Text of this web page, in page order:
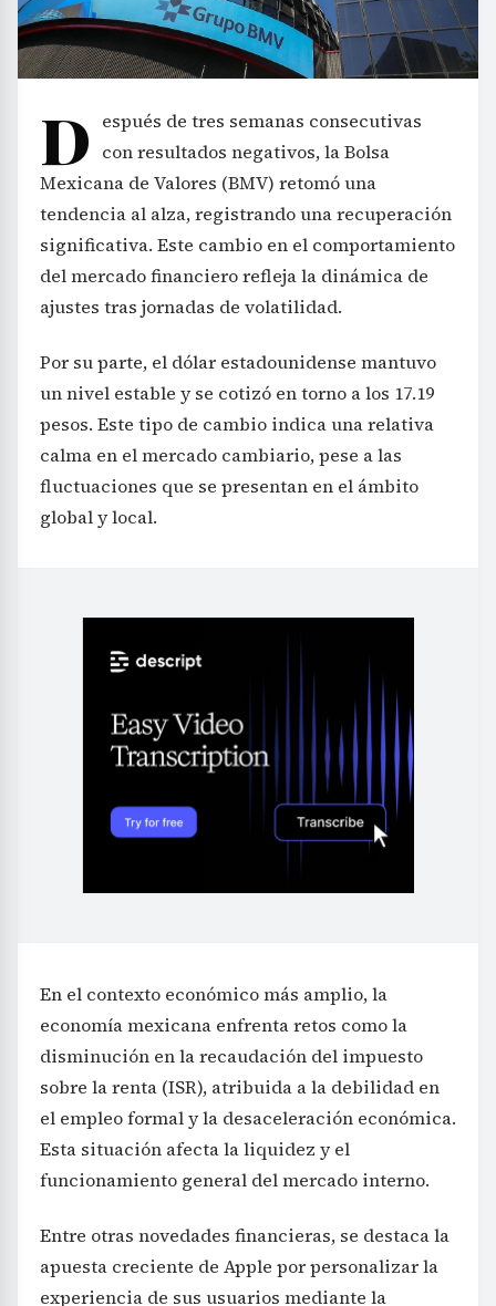
D espués de tres semanas consecutivas
con resultados negativos, la Bolsa
Mexicana de Valores (BMV) retomó una
tendencia al alza, registrando una recuperación
significativa. Este cambio en el comportamiento
del mercado financiero refleja la dinámica de
ajustes tras jornadas de volatilidad.
Por su parte, el dólar estadounidense mantuvo
un nivel estable y se cotizó en torno a los 17.19
pesos. Este tipo de cambio indica una relativa
calma en el mercado cambiario, pese a las
fluctuaciones que se presentan en el ámbito
global y local.
En el contexto económico más amplio, la
economía mexicana enfrenta retos como la
disminución en la recaudación del impuesto
sobre la renta (ISR), atribuida a la debilidad en
el empleo formal y la desaceleración económica.
Esta situación afecta la liquidez y el
funcionamiento general del mercado interno.
Entre otras novedades financieras, se destaca la
apuesta creciente de Apple por personalizar la
experiencia de sus usuarios mediante la